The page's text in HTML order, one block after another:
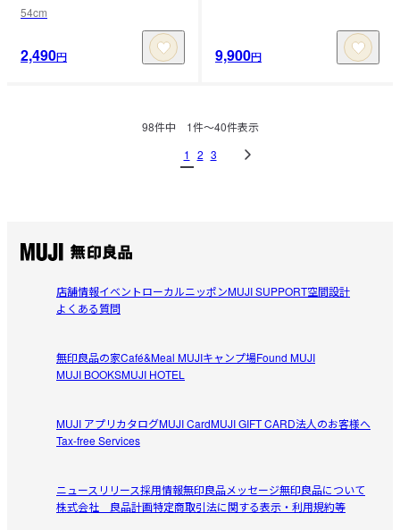
54cm
2,490円 9,900円
98件中 1件〜40件表示
1 2 3
店舗情報イベントローカルニッポンMUJI SUPPORT空間設計
よくある質問
無印良品の家Café&Meal MUJIキャンプ場Found MUJI
MUJI BOOKSMUJI HOTEL
MUJI アプリカタログMUJI CardMUJI GIFT CARD法人のお客様へ
Tax-free Services
ニュースリリース採用情報無印良品メッセージ無印良品について
株式会社 良品計画特定商取引法に関する表示・利用規約等